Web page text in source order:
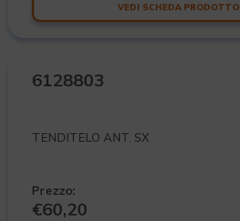
VEDI SCHEDA PRODOTTO
6128803
TENDITELO ANT. SX
Prezzo:
€60,20